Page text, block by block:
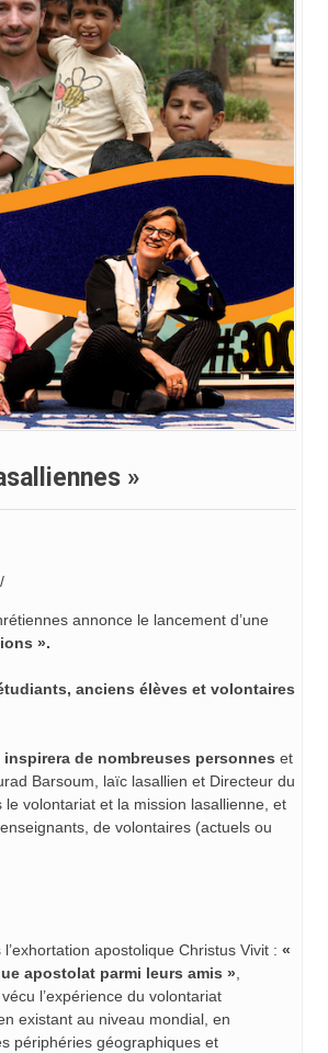
»
annonce le lancement d’une
».
anciens élèves et volontaires
de nombreuses personnes et
Barsoum, laïc lasallien et Directeur du
volontariat et la mission lasallienne, et
de volontaires (actuels ou
apostolique Christus Vivit : «
apostolat parmi leurs amis »
l’expérience du volontariat
existant au niveau mondial, en
périphéries géographiques et